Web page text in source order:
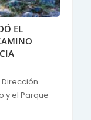
EL
Dirección
y el Parque